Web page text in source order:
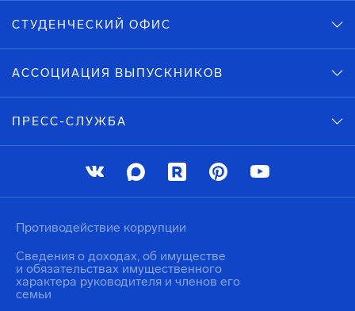
СТУДЕНЧЕСКИЙ ОФИС
АССОЦИАЦИЯ ВЫПУСКНИКОВ
ПРЕСС-СЛУЖБА
Противодействие коррупции
Сведения о доходах, об имуществе
и обязательствах имущественного
характера руководителя и членов его
семьи